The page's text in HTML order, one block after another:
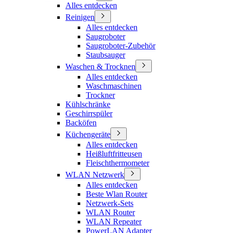
Alles entdecken
Reinigen
Alles entdecken
Saugroboter
Saugroboter-Zubehör
Staubsauger
Waschen & Trocknen
Alles entdecken
Waschmaschinen
Trockner
Kühlschränke
Geschirrspüler
Backöfen
Küchengeräte
Alles entdecken
Heißluftfritteusen
Fleischthermometer
WLAN Netzwerk
Alles entdecken
Beste Wlan Router
Netzwerk-Sets
WLAN Router
WLAN Repeater
PowerLAN Adapter